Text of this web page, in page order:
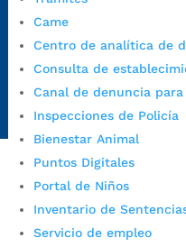
Came
Centro de analítica de
Consulta de
Canal de denuncia
Inspecciones de Policía
Bienestar Animal
Puntos Digitales
Portal de Niños
Inventario de
Servicio de empleo
https://
1/secretarias/oficina-de-